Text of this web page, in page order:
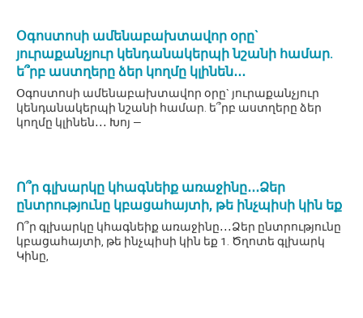
Օգոստոսի ամենաբախտավոր օրը`
յուրաքանչյուր կենդանակերպի նշանի համար.
ե՞րբ աստղերը ձեր կողմը կլինեն․․․
Օգոստոսի ամենաբախտավոր օրը` յուրաքանչյուր
կենդանակերպի նշանի համար. ե՞րբ աստղերը ձեր
կողմը կլինեն․․․ Խոյ —
Ո՞ր գլխարկը կհագնեիք առաջինը․․․Ձեր
ընտրությունը կբացահայտի, թե ինչպիսի կին եք
Ո՞ր գլխարկը կհագնեիք առաջինը․․․Ձեր ընտրությունը
կբացահայտի, թե ինչպիսի կին եք 1. Ծղոտե գլխարկ
Կինը,